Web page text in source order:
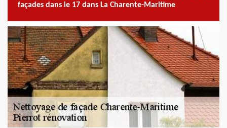
façades dans le 17 dans La Charente-Maritime